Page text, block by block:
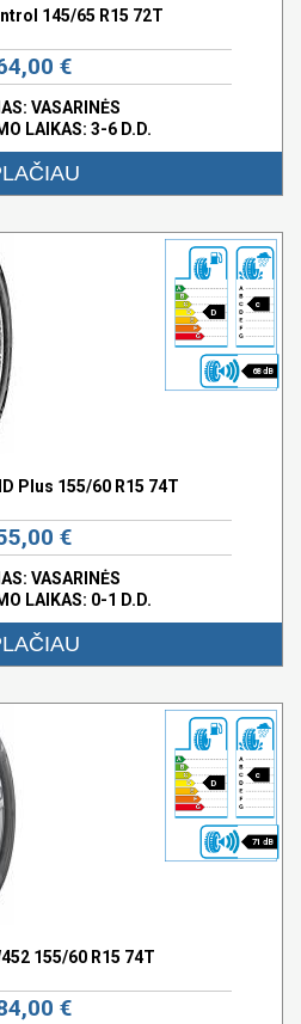
145/65 R15 72T
€
VASARINĖS
LAIKAS: 3-6 D.D.
D
c
68 dB
Plus 155/60 R15 74T
€
VASARINĖS
LAIKAS: 0-1 D.D.
D
c
71 dB
155/60 R15 74T
€